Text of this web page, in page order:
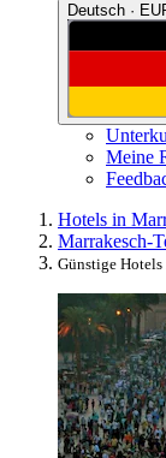
Deutsch ·
Meine
Hotels in
Marrakesch-
Günstige